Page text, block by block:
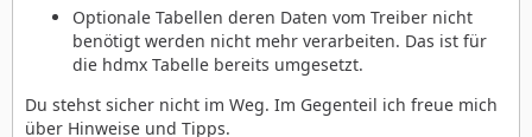
Optionale Tabellen deren Daten vom Treiber nicht
benötigt werden nicht mehr verarbeiten. Das ist für
die hdmx Tabelle bereits umgesetzt.
Du stehst sicher nicht im Weg. Im Gegenteil ich freue mich
über Hinweise und Tipps.